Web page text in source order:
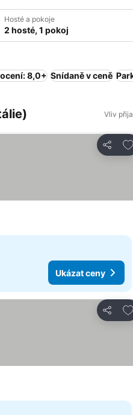
Hosté a pokoje
2 hosté, 1 pokoj
8,0+ Snídaně v ceně
Vliv
Sdílet
Ukázat ceny
Sdílet